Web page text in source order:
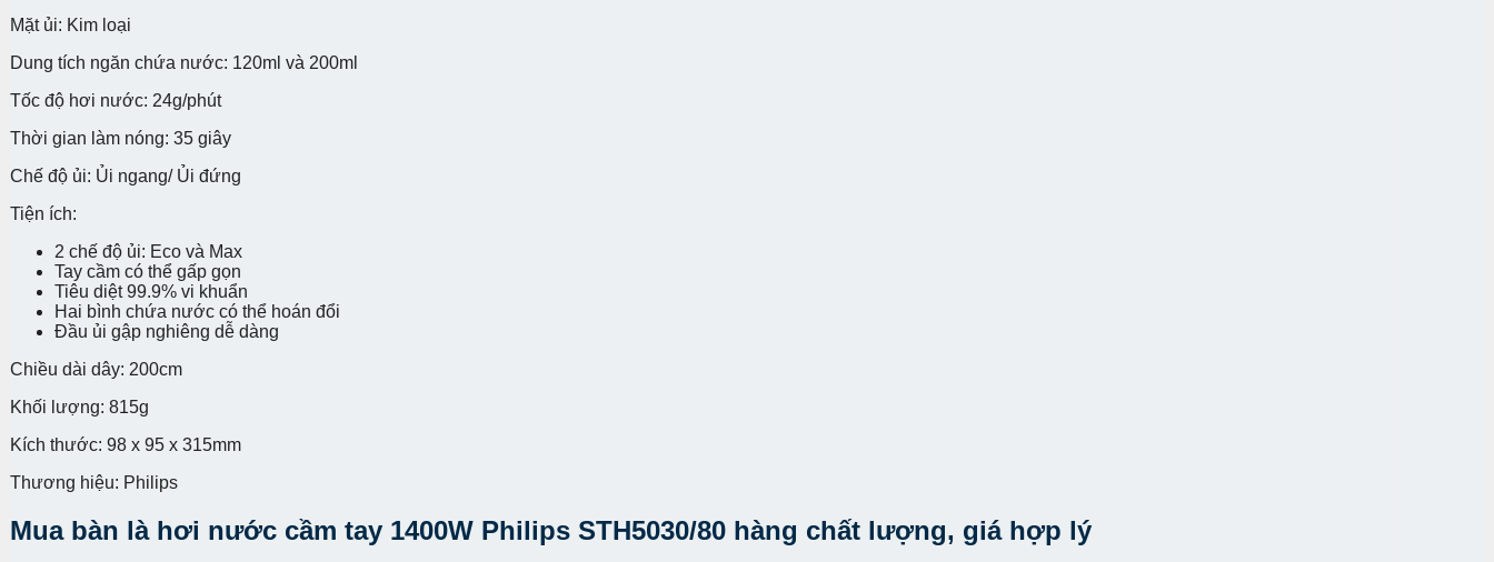
Mặt ủi: Kim loại
Dung tích ngăn chứa nước: 120ml và 200ml
Tốc độ hơi nước: 24g/phút
Thời gian làm nóng: 35 giây
Chế độ ủi: Ủi ngang/ Ủi đứng
Tiện ích:
2 chế độ ủi: Eco và Max
Tay cầm có thể gấp gọn
Tiêu diệt 99.9% vi khuẩn
Hai bình chứa nước có thể hoán đổi
Đầu ủi gập nghiêng dễ dàng
Chiều dài dây: 200cm
Khối lượng: 815g
Kích thước: 98 x 95 x 315mm
Thương hiệu: Philips
Mua bàn là hơi nước cầm tay 1400W Philips STH5030/80 hàng chất lượng, giá hợp lý